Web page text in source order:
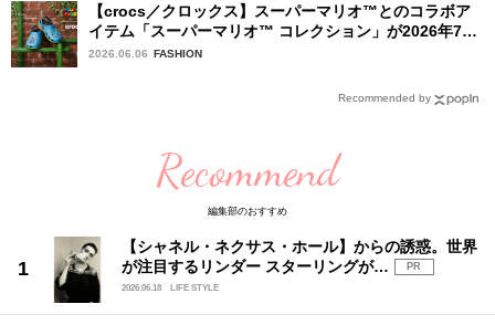
【crocs／クロックス】スーパーマリオ™とのコラボア
イテム「スーパーマリオ™ コレクション」が2026年7月
16日より発売開始！
2026.06.06 FASHION
Recommended by
Recommend
編集部のおすすめ
【シャネル・ネクサス・ホール】からの誘惑。世界
が注目するリンダー スターリングが…
PR
2026.06.18
LIFE STYLE